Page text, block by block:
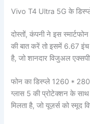
Vivo T4 Ultra 5G के
दोस्तों, कंपनी ने इस
की बात करें तो इसमें 6.67
है, जो शानदार विजुअल
फोन का डिस्प्ले 1260 *
ग्लास 5 की प्रोटेक्शन के
मिलता है, जो यूज़र्स को स्मूद